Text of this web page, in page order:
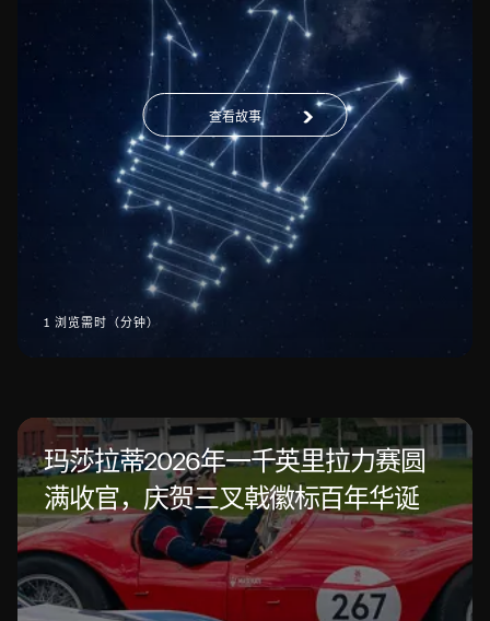
1 浏览需时（分钟）
查看故事
玛莎拉蒂2026年一千英里拉力赛圆
满收官，庆贺三叉戟徽标百年华诞